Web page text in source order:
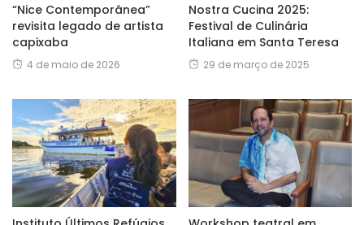
“Nice Contemporânea”
revisita legado de artista
capixaba
4 de maio de 2026
Nostra Cucina 2025:
Festival de Culinária
Italiana em Santa Teresa
29 de março de 2025